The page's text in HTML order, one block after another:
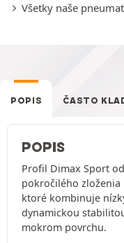
Všetky naše
POPIS ČASTO
POPIS
Profil Dimax Sport
pokročilého zloženia
ktoré kombinuje
dynamickou
mokrom povrchu.